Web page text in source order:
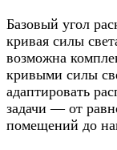
Базовый угол
кривая силы
возможна
кривыми силы
адаптировать
задачи — от
помещений до